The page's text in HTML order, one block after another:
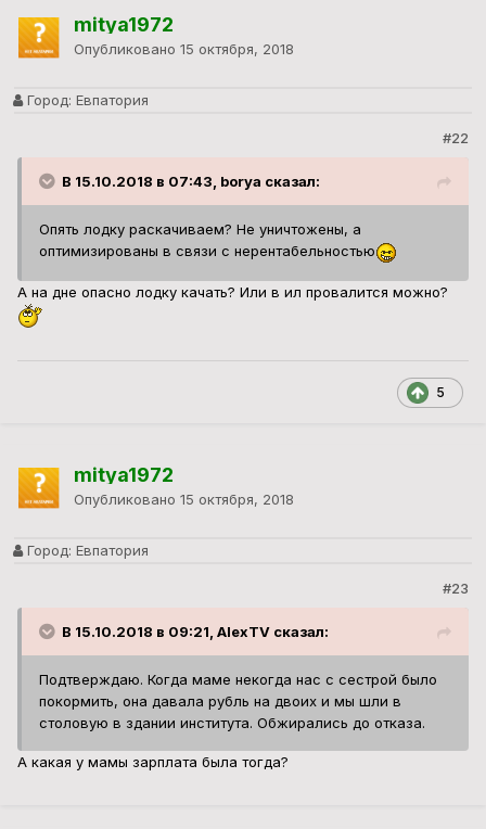
mitya1972
Опубликовано 15 октября, 2018
Город: Евпатория
#22
В 15.10.2018 в 07:43, borya сказал:
Опять лодку раскачиваем? Не уничтожены, а
оптимизированы в связи с нерентабельностью
А на дне опасно лодку качать? Или в ил провалится можно?
5
mitya1972
Опубликовано 15 октября, 2018
Город: Евпатория
#23
В 15.10.2018 в 09:21, AlexTV сказал:
Подтверждаю. Когда маме некогда нас с сестрой было
покормить, она давала рубль на двоих и мы шли в
столовую в здании института. Обжирались до отказа.
А какая у мамы зарплата была тогда?